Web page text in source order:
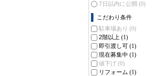
7日以内に公開 (0)
こだわり条件
駐車場あり (0)
2階以上 (1)
即引渡し可 (1)
現在募集中 (1)
値下げ (0)
リフォーム (1)